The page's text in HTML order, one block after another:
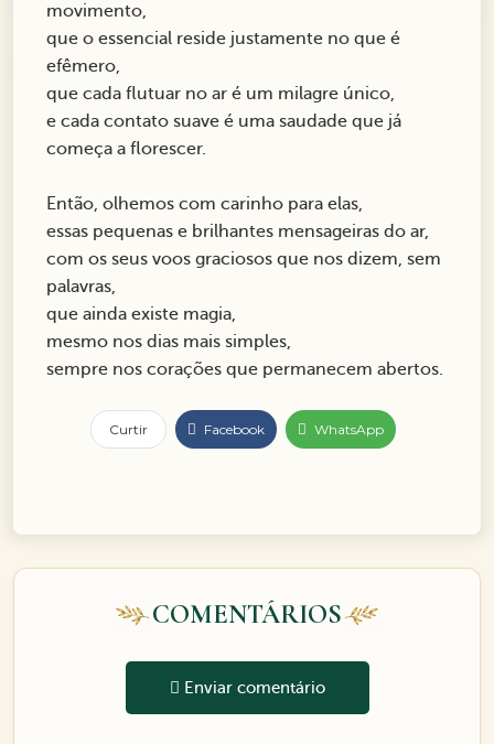
movimento,
que o essencial reside justamente no que é
efêmero,
que cada flutuar no ar é um milagre único,
e cada contato suave é uma saudade que já
começa a florescer.
Então, olhemos com carinho para elas,
essas pequenas e brilhantes mensageiras do ar,
com os seus voos graciosos que nos dizem, sem
palavras,
que ainda existe magia,
mesmo nos dias mais simples,
sempre nos corações que permanecem abertos.
Curtir Facebook WhatsApp
COMENTÁRIOS
Enviar comentário